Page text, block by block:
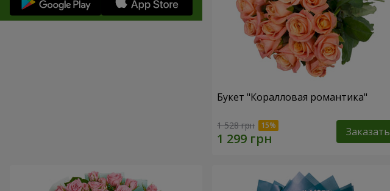
Букет "Коралловая романтика"
1 528 грн Заказать